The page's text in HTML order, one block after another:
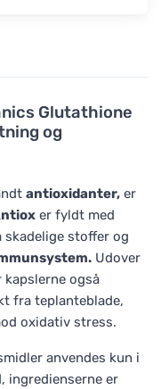
Glutathione
og
antioxidanter, er
er fyldt med
skadelige stoffer og
Udover
også
fra teplanteblade,
oxidativ stress.
anvendes kun i
ingredienserne er